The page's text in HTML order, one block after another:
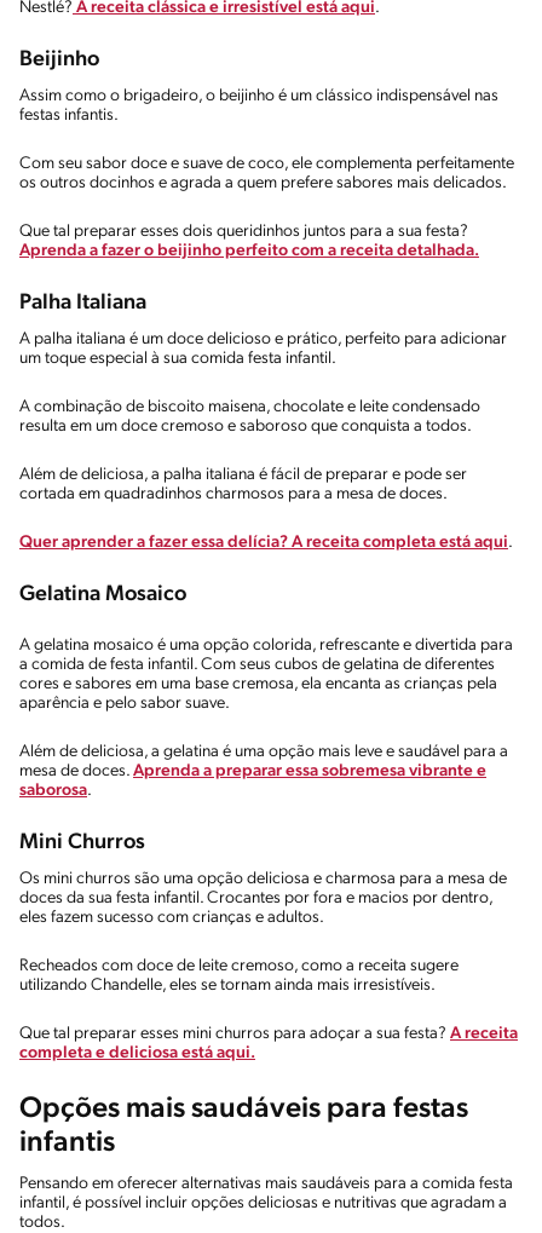
Nestlé? A receita clássica e irresistível está aqui.
Beijinho
Assim como o brigadeiro, o beijinho é um clássico indispensável nas
festas infantis.
Com seu sabor doce e suave de coco, ele complementa perfeitamente
os outros docinhos e agrada a quem prefere sabores mais delicados.
Que tal preparar esses dois queridinhos juntos para a sua festa?
Aprenda a fazer o beijinho perfeito com a receita detalhada.
Palha Italiana
A palha italiana é um doce delicioso e prático, perfeito para adicionar
um toque especial à sua comida festa infantil.
A combinação de biscoito maisena, chocolate e leite condensado
resulta em um doce cremoso e saboroso que conquista a todos.
Além de deliciosa, a palha italiana é fácil de preparar e pode ser
cortada em quadradinhos charmosos para a mesa de doces.
Quer aprender a fazer essa delícia? A receita completa está aqui.
Gelatina Mosaico
A gelatina mosaico é uma opção colorida, refrescante e divertida para
a comida de festa infantil. Com seus cubos de gelatina de diferentes
cores e sabores em uma base cremosa, ela encanta as crianças pela
aparência e pelo sabor suave.
Além de deliciosa, a gelatina é uma opção mais leve e saudável para a
mesa de doces. Aprenda a preparar essa sobremesa vibrante e
saborosa.
Mini Churros
Os mini churros são uma opção deliciosa e charmosa para a mesa de
doces da sua festa infantil. Crocantes por fora e macios por dentro,
eles fazem sucesso com crianças e adultos.
Recheados com doce de leite cremoso, como a receita sugere
utilizando Chandelle, eles se tornam ainda mais irresistíveis.
Que tal preparar esses mini churros para adoçar a sua festa? A receita
completa e deliciosa está aqui.
Opções mais saudáveis para festas
infantis
Pensando em oferecer alternativas mais saudáveis para a comida festa
infantil, é possível incluir opções deliciosas e nutritivas que agradam a
todos.